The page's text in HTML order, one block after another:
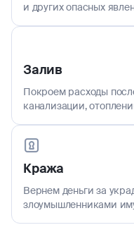
и других опасных
Залив
Покроем расходы
канализации,
Кража
Вернем деньги за
злоумышленниками